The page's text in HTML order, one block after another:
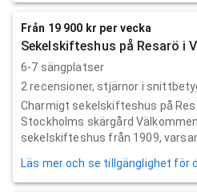
Från 19 900 kr per vecka
Sekelskifteshus på Resarö i
6-7 sängplatser
2 recensioner, stjärnor i
Charmigt sekelskifteshus på
Stockholms skärgård
sekelskifteshus från 1909,
Läs mer och se tillgänglighet för